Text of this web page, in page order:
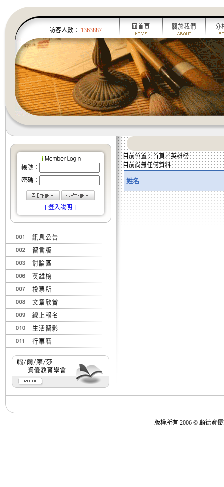
訪客人數： 1363887
帳號：
密碼：
[ 登入說明 ]
目前位置：首頁／英雄榜
目前尚無任何資料
姓名
版權所有 2006 © 顧德資